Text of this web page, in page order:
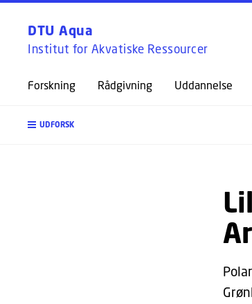
DTU Aqua
Institut for Akvatiske Ressourcer
Forskning Rådgivning Uddannelse
UDFORSK